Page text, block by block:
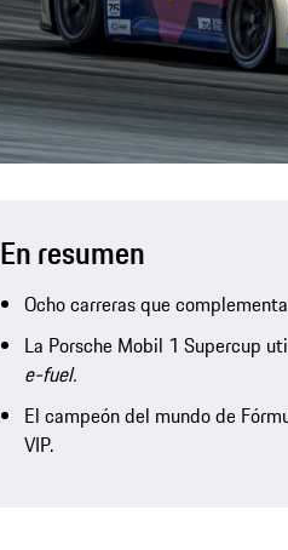
En resumen
Ocho carreras que
La Porsche Mobil 1 Supercup
e-fuel.
El campeón del mundo de
VIP.